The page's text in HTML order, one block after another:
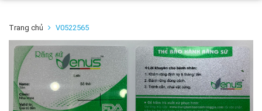
Trang chủ V0522565